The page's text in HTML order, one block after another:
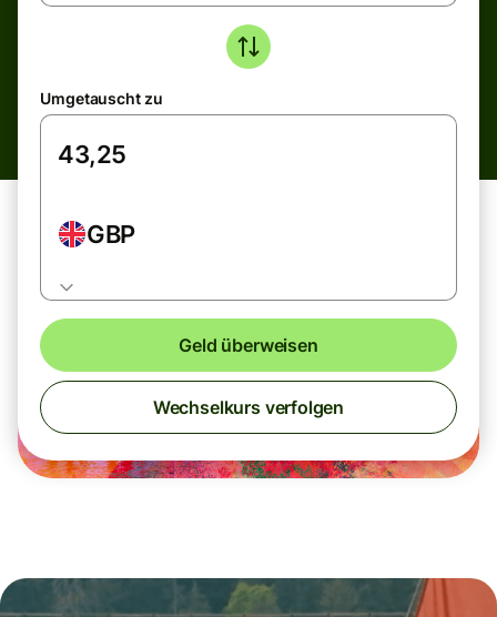
Umgetauscht zu
GBP
Geld überweisen
Wechselkurs verfolgen